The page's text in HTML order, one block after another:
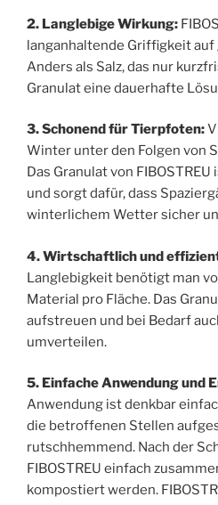
2. Langlebige Wirkung:
langanhaltende Griffigkeit
Anders als Salz, das nur
Granulat eine dauerhafte
3. Schonend für Tierpfoten:
Winter unter den Folgen von
Das Granulat von
und sorgt dafür, dass
winterlichem Wetter sicher
4. Wirtschaftlich und
Langlebigkeit benötigt man
Material pro Fläche. Das
aufstreuen und bei Bedarf
umverteilen.
5. Einfache Anwendung und
Anwendung ist denkbar
die betroffenen Stellen
rutschhemmend. Nach der
FIBOSTREU einfach
kompostiert werden.